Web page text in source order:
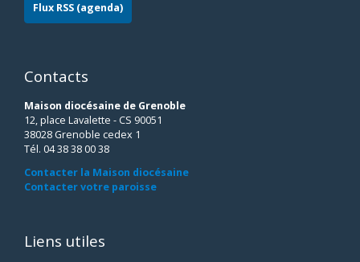
Flux RSS (agenda)
Contacts
Maison diocésaine de Grenoble
12, place Lavalette - CS 90051
38028 Grenoble cedex 1
Tél. 04 38 38 00 38
Contacter la Maison diocésaine
Contacter votre paroisse
Liens utiles